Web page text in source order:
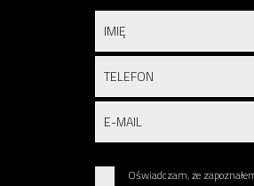
Oświadczam, że